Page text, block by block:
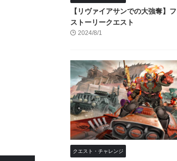
【リヴァイアサンでの大強奪】
ストーリークエスト
2024/8/1
クエスト・チャレンジ